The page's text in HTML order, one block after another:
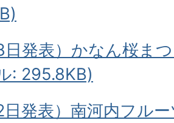
日発表）かなん桜ま
: 295.8KB)
日発表）南河内フル